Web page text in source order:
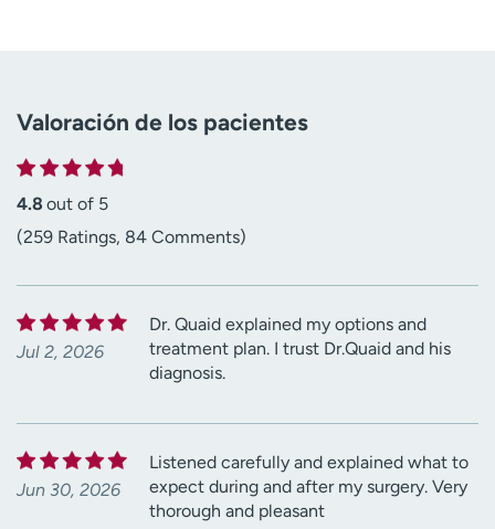
Valoración de los pacientes
4.8 out of 5
(259 Ratings, 84 Comments)
Jul 2, 2026
Dr. Quaid explained my options and
treatment plan. I trust Dr.Quaid and his
diagnosis.
Jun 30, 2026
Listened carefully and explained what to
expect during and after my surgery. Very
thorough and pleasant